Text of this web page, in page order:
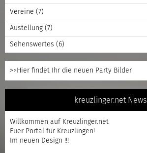
Vereine (7)
Austellung (7)
Sehenswertes (6)
>>Hier findet Ihr die neuen Party Bilder
kreuzlinger.net News
Willkommen auf Kreuzlinger.net
Euer Portal für Kreuzlingen!
Im neuen Design !!!